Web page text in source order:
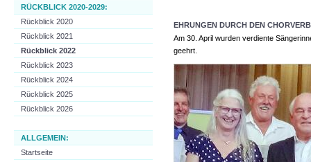
RÜCKBLICK 2020-2029:
Rückblick 2020
Rückblick 2021
Rückblick 2022
Rückblick 2023
Rückblick 2024
Rückblick 2025
Rückblick 2026
ALLGEMEIN:
Startseite
EHRUNGEN DURCH DEN
Am 30. April wurden verdiente
geehrt.